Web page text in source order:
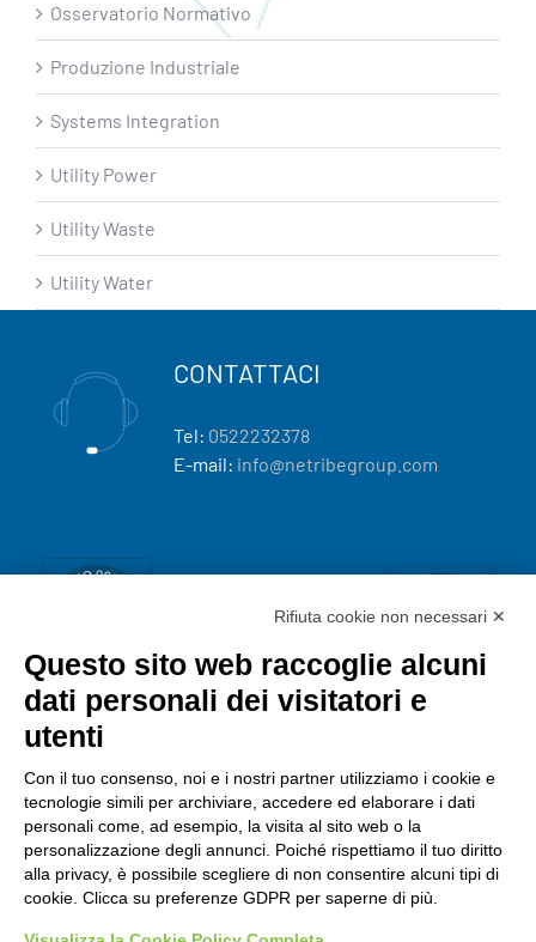
Osservatorio Normativo
Produzione Industriale
Systems Integration
Utility Power
Utility Waste
Utility Water
CONTATTACI
Tel: 0522232378
E-mail: info@netribegroup.com
Rifiuta cookie non necessari ✕
Questo sito web raccoglie alcuni
dati personali dei visitatori e
utenti
Con il tuo consenso, noi e i nostri partner utilizziamo i cookie e
tecnologie simili per archiviare, accedere ed elaborare i dati
personali come, ad esempio, la visita al sito web o la
personalizzazione degli annunci. Poiché rispettiamo il tuo diritto
alla privacy, è possibile scegliere di non consentire alcuni tipi di
cookie. Clicca su preferenze GDPR per saperne di più.